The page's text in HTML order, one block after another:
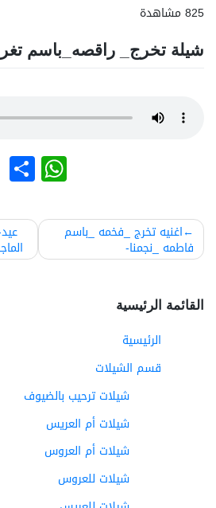
825 مشاهدة
شيلة تخرج_ راقصه_باسم
نشر
تصفّح
المقالات
اغنيه تخرج _فخمه _باسم
فاطمه _نجمنا-
القائمة الرئيسية
الرئيسية
قسم الشيلات
شيلات ترحيب بالضيوف
شيلات أم العريس
شيلات أم العروس
شيلات للعروس